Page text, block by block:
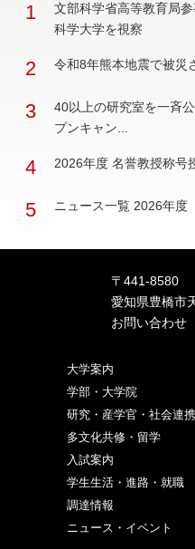
1
文部科学省高等教育局
科学大学を視察
2 令和8年熊本地震で被災
3
40以上の研究室を一斉
プンキャン...
4 2026年度 名誉教授称号
5 ニュース一覧 2026年度
〒441-8580
愛知県豊橋市
お問い合わせ
大学案内
学部・大学院
研究・産学官・社会連携
多文化共修・留学
入試案内
学生生活・進路・就職
調達情報
ニュース・イベント